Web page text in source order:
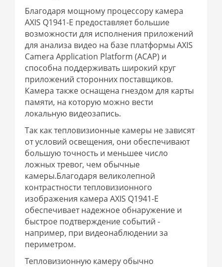
Благодаря мощному процессору камера
AXIS Q1941-E предоставляет большие
возможности для исполнения приложений
для анализа видео на базе платформы AXIS
Camera Application Platform (ACAP) и
способна поддерживать широкий круг
приложений сторонних поставщиков.
Камера также оснащена гнездом для карты
памяти, на которую можно вести
локальную видеозапись.
Так как тепловизионные камеры не зависят
от условий освещения, они обеспечивают
большую точность и меньшее число
ложных тревог, чем обычные
камеры.Благодаря великолепной
контрастности тепловизионного
изображения камера AXIS Q1941-E
обеспечивает надежное обнаружение и
быстрое подтверждение событий -
например, при видеонаблюдении за
периметром.
Тепловизионную камеру обычно